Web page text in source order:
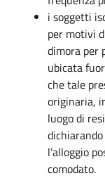
i soggetti
per motivi
dimora per
ubicata
che tale
originaria,
luogo di
l’alloggio
comodato.